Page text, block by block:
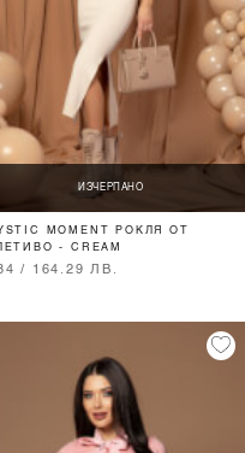
ИЗЧЕРПАНО
MOMENT РОКЛЯ ОТ
- CREAM
/ 164.29 ЛВ.